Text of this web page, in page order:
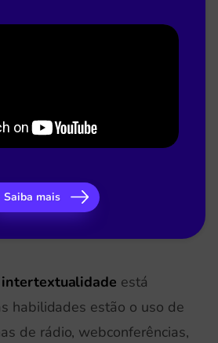
as práticas de linguagem
o enfoque, com
ser trabalhado, de
dos diferentes campos
intertextualidade está
habilidades estão o uso de
de rádio, webconferências,
Saiba mais